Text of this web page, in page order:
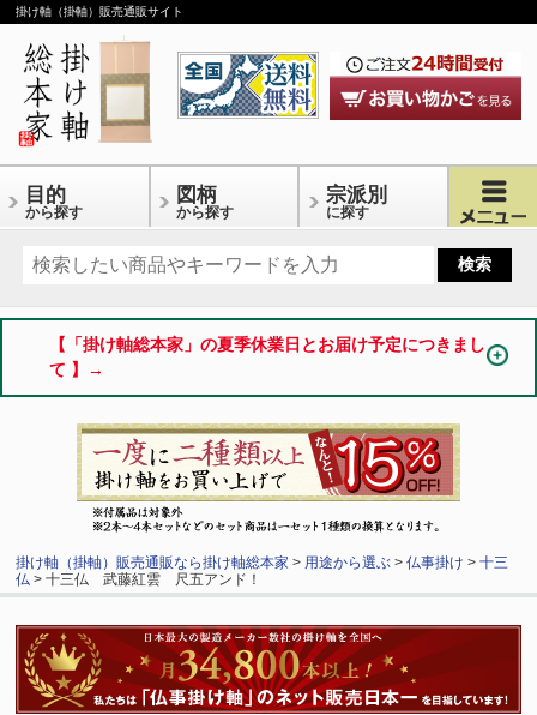
掛け軸（掛軸）販売通販サイト
目的
から探す
図柄
から探す
宗派別
に探す
【「掛け軸総本家」の夏季休業日とお届け予定につきまし
て 】→
掛け軸（掛軸）販売通販なら掛け軸総本家 > 用途から選ぶ >仏事掛け >十三
仏 > 十三仏 武藤紅雲 尺五アンド！